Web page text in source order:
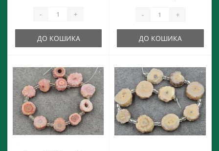
- +
ДО КОШИКА
- +
ДО КОШИКА